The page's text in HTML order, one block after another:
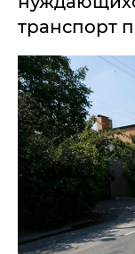
транспорт